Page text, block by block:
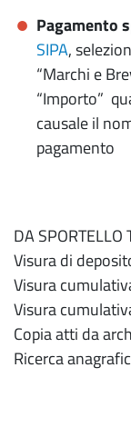
Pagamento
SIPA,
“Marchi e
“Importo”
causale il
pagamento
DA SPORTELLO
Visura di
Visura
Visura
Copia atti da
Ricerca